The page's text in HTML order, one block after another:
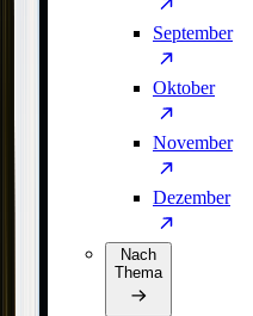
September
Oktober
November
Dezember
Nach
Thema